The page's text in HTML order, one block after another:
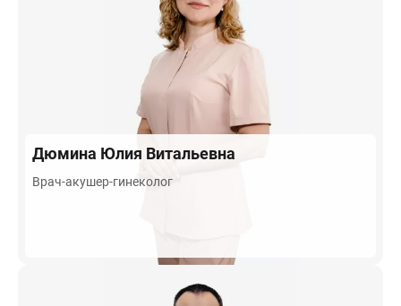
Дюмина Юлия Витальевна
Врач-акушер-гинеколог